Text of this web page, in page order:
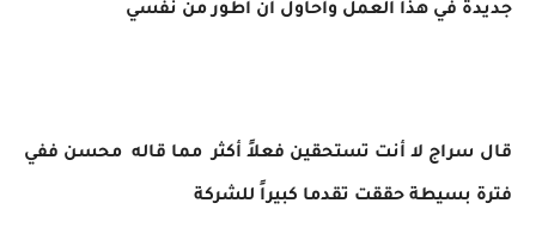
جديدة في هذا العمل وأحاول أن أطور من نفسي
قال سراج لا أنت تستحقين فعلاً أكثر مما قاله محسن ففي
فترة بسيطة حققت تقدما كبيراً للشركة